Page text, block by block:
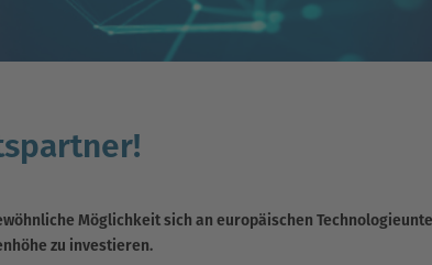
Möglichkeit sich an europäischen
zu investieren.